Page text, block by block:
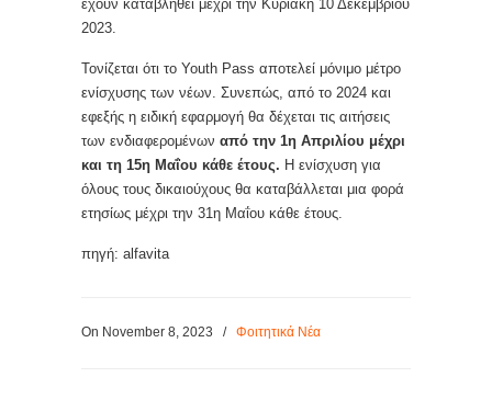
έχουν καταβληθεί μέχρι την Κυριακή 10 Δεκεμβρίου
2023.
Τονίζεται ότι το Youth Pass αποτελεί μόνιμο μέτρο
ενίσχυσης των νέων. Συνεπώς, από το 2024 και
εφεξής η ειδική εφαρμογή θα δέχεται τις αιτήσεις
των ενδιαφερομένων από την 1η Απριλίου μέχρι
και τη 15η Μαΐου κάθε έτους. Η ενίσχυση για
όλους τους δικαιούχους θα καταβάλλεται μια φορά
ετησίως μέχρι την 31η Μαΐου κάθε έτους.
πηγή: alfavita
On November 8, 2023 / Φοιτητικά Νέα